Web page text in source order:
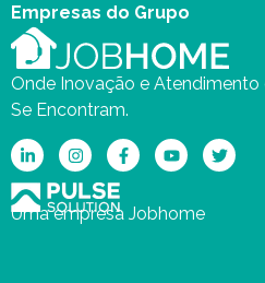
Empresas do Grupo
Onde Inovação e Atendimento
Se Encontram.
Uma empresa Jobhome